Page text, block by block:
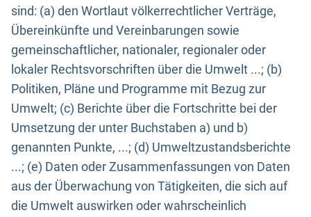
sind: (a) den Wortlaut völkerrechtlicher Verträge,
Übereinkünfte und Vereinbarungen sowie
gemeinschaftlicher, nationaler, regionaler oder
lokaler Rechtsvorschriften über die Umwelt ...; (b)
Politiken, Pläne und Programme mit Bezug zur
Umwelt; (c) Berichte über die Fortschritte bei der
Umsetzung der unter Buchstaben a) und b)
genannten Punkte, ...; (d) Umweltzustandsberichte
...; (e) Daten oder Zusammenfassungen von Daten
aus der Überwachung von Tätigkeiten, die sich auf
die Umwelt auswirken oder wahrscheinlich